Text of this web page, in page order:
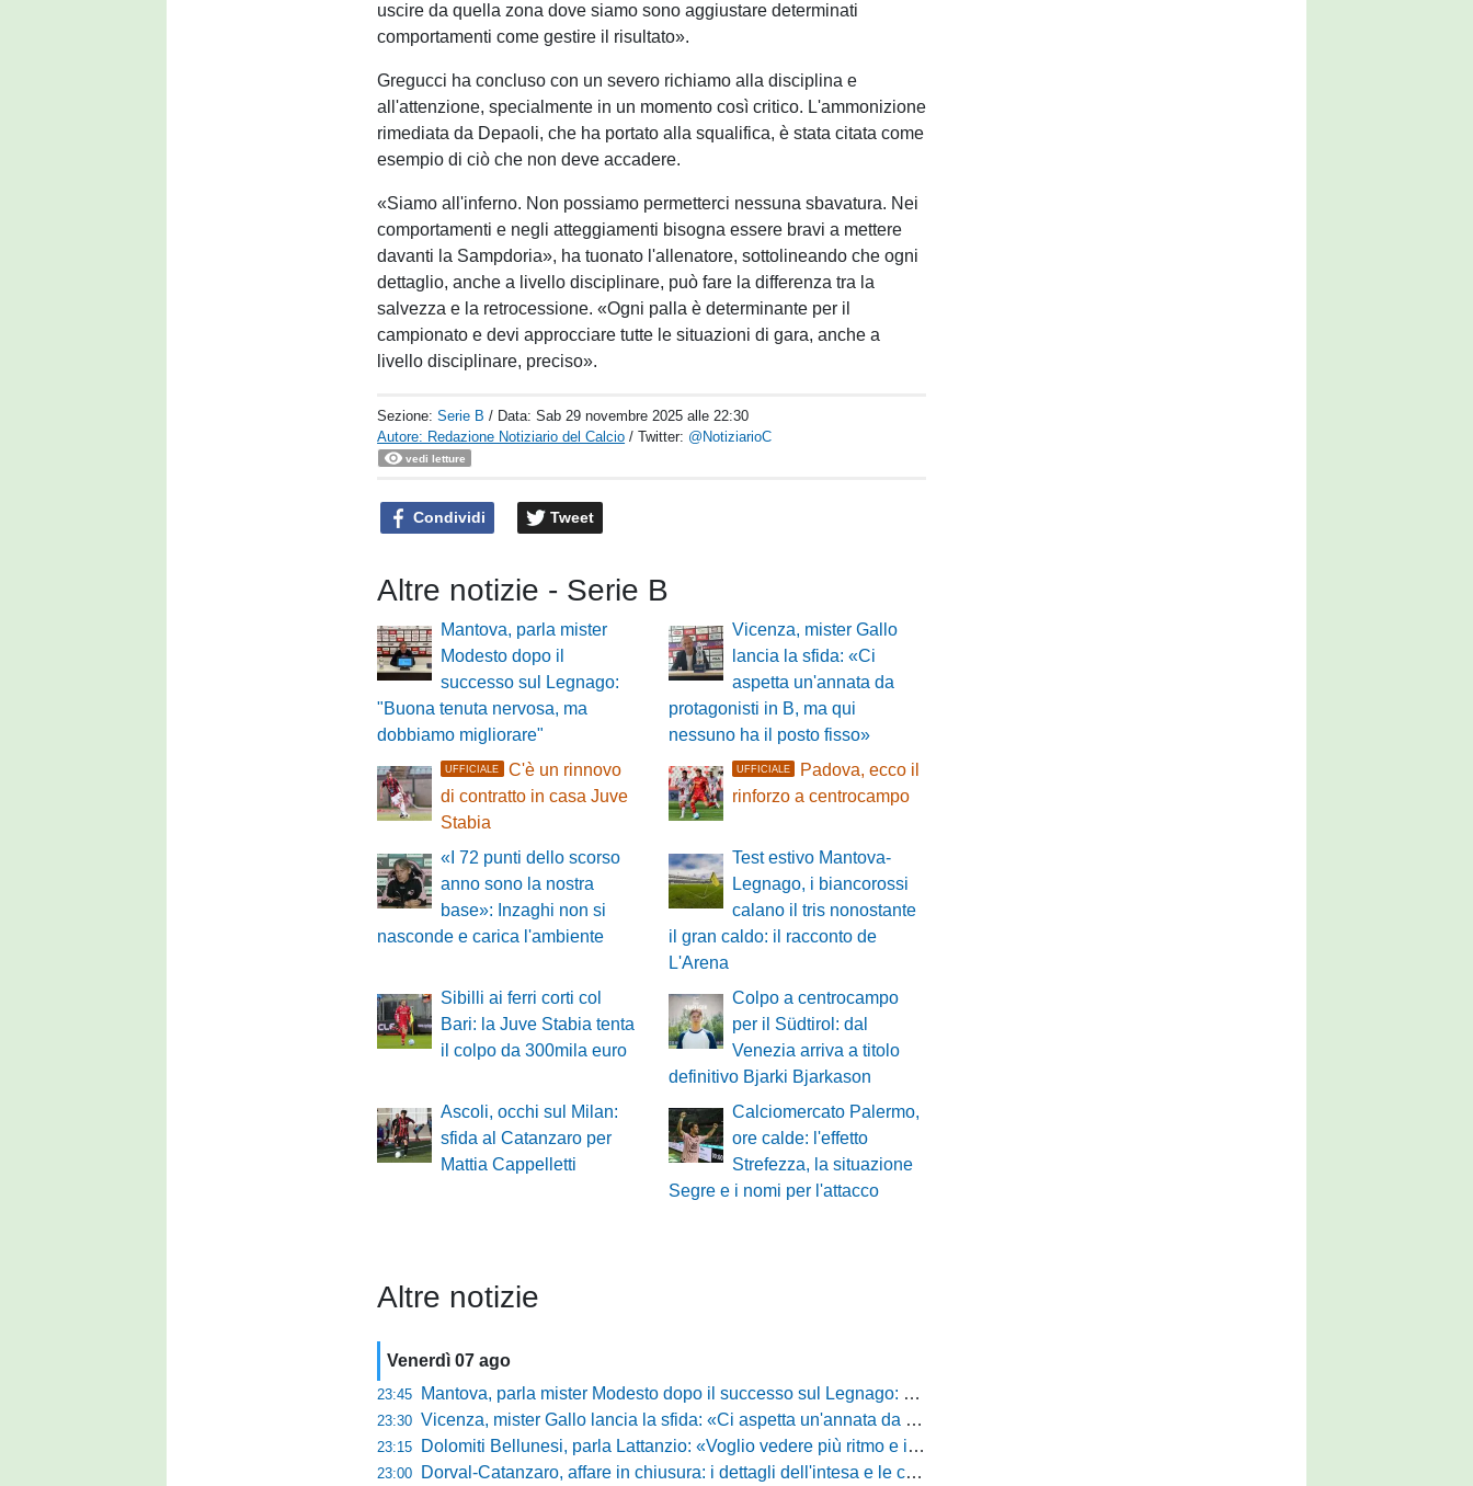
uscire da quella zona dove siamo sono aggiustare determinati
comportamenti come gestire il risultato».
Gregucci ha concluso con un severo richiamo alla disciplina e
all'attenzione, specialmente in un momento così critico. L'ammonizione
rimediata da Depaoli, che ha portato alla squalifica, è stata citata come
esempio di ciò che non deve accadere.
«Siamo all'inferno. Non possiamo permetterci nessuna sbavatura. Nei
comportamenti e negli atteggiamenti bisogna essere bravi a mettere
davanti la Sampdoria», ha tuonato l'allenatore, sottolineando che ogni
dettaglio, anche a livello disciplinare, può fare la differenza tra la
salvezza e la retrocessione. «Ogni palla è determinante per il
campionato e devi approcciare tutte le situazioni di gara, anche a
livello disciplinare, preciso».
Sezione:Serie B / Data:Sab 29 novembre 2025 alle 22:30
Autore: Redazione Notiziario del Calcio / Twitter: @NotiziarioC
vedi letture
Condividi Tweet
Altre notizie - Serie B
Mantova, parla mister
Modesto dopo il
successo sul Legnago:
"Buona tenuta nervosa, ma
dobbiamo migliorare"
Vicenza, mister Gallo
lancia la sfida: «Ci
aspetta un'annata da
protagonisti in B, ma qui
nessuno ha il posto fisso»
UFFICIALE
C'è un rinnovo
di contratto in casa Juve
Stabia
UFFICIALE
Padova, ecco il
rinforzo a centrocampo
«I 72 punti dello scorso
anno sono la nostra
base»: Inzaghi non si
nasconde e carica l'ambiente
Test estivo Mantova-
Legnago, i biancorossi
calano il tris nonostante
il gran caldo: il racconto de
L'Arena
Sibilli ai ferri corti col
Bari: la Juve Stabia tenta
il colpo da 300mila euro
Colpo a centrocampo
per il Südtirol: dal
Venezia arriva a titolo
definitivo Bjarki Bjarkason
Ascoli, occhi sul Milan:
sfida al Catanzaro per
Mattia Cappelletti
Calciomercato Palermo,
ore calde: l'effetto
Strefezza, la situazione
Segre e i nomi per l'attacco
Altre notizie
Venerdì 07 ago
23:45 Mantova, parla mister Modesto dopo il successo sul Legnago: "Buona tenuta nervosa, ma dobbiamo migliorare"
23:30 Vicenza, mister Gallo lancia la sfida: «Ci aspetta un'annata da protagonisti in B, ma qui nessuno ha il posto fisso»
23:15 Dolomiti Bellunesi, parla Lattanzio: «Voglio vedere più ritmo e intensità, dobbiamo lasciare tutto sul campo»
23:00 Dorval-Catanzaro, affare in chiusura: i dettagli dell'intesa e le cifre dell'operazione